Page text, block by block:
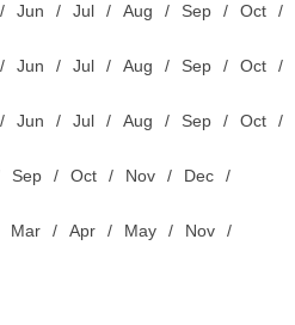
Jun Jul Aug Sep Oct
Jun Jul Aug Sep Oct
Jun Jul Aug Sep Oct
Sep Oct Nov Dec
Mar Apr May Nov